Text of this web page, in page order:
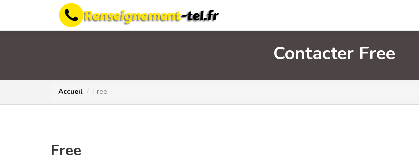
Contacter Free
Accueil Free
Free